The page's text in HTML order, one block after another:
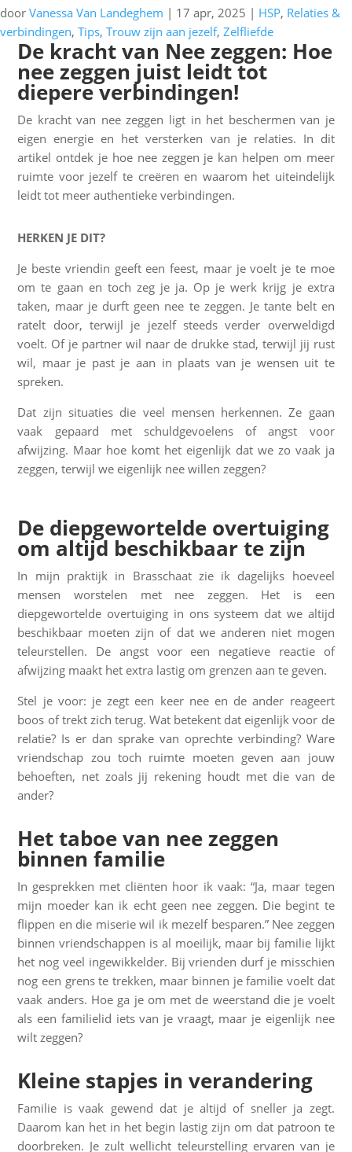
door Vanessa Van Landeghem | 17 apr, 2025 | HSP, Relaties &
verbindingen, Tips, Trouw zijn aan jezelf, Zelfliefde
De kracht van Nee zeggen: Hoe
nee zeggen juist leidt tot
diepere verbindingen!
De kracht van nee zeggen ligt in het beschermen van je
eigen energie en het versterken van je relaties. In dit
artikel ontdek je hoe nee zeggen je kan helpen om meer
ruimte voor jezelf te creëren en waarom het uiteindelijk
leidt tot meer authentieke verbindingen.
HERKEN JE DIT?
Je beste vriendin geeft een feest, maar je voelt je te moe
om te gaan en toch zeg je ja. Op je werk krijg je extra
taken, maar je durft geen nee te zeggen. Je tante belt en
ratelt door, terwijl je jezelf steeds verder overweldigd
voelt. Of je partner wil naar de drukke stad, terwijl jij rust
wil, maar je past je aan in plaats van je wensen uit te
spreken.
Dat zijn situaties die veel mensen herkennen. Ze gaan
vaak gepaard met schuldgevoelens of angst voor
afwijzing. Maar hoe komt het eigenlijk dat we zo vaak ja
zeggen, terwijl we eigenlijk nee willen zeggen?
De diepgewortelde overtuiging
om altijd beschikbaar te zijn
In mijn praktijk in Brasschaat zie ik dagelijks hoeveel
mensen worstelen met nee zeggen. Het is een
diepgewortelde overtuiging in ons systeem dat we altijd
beschikbaar moeten zijn of dat we anderen niet mogen
teleurstellen. De angst voor een negatieve reactie of
afwijzing maakt het extra lastig om grenzen aan te geven.
Stel je voor: je zegt een keer nee en de ander reageert
boos of trekt zich terug. Wat betekent dat eigenlijk voor de
relatie? Is er dan sprake van oprechte verbinding? Ware
vriendschap zou toch ruimte moeten geven aan jouw
behoeften, net zoals jij rekening houdt met die van de
ander?
Het taboe van nee zeggen
binnen familie
In gesprekken met cliënten hoor ik vaak: “Ja, maar tegen
mijn moeder kan ik echt geen nee zeggen. Die begint te
flippen en die miserie wil ik mezelf besparen.” Nee zeggen
binnen vriendschappen is al moeilijk, maar bij familie lijkt
het nog veel ingewikkelder. Bij vrienden durf je misschien
nog een grens te trekken, maar binnen je familie voelt dat
vaak anders. Hoe ga je om met de weerstand die je voelt
als een familielid iets van je vraagt, maar je eigenlijk nee
wilt zeggen?
Kleine stapjes in verandering
Familie is vaak gewend dat je altijd of sneller ja zegt.
Daarom kan het in het begin lastig zijn om dat patroon te
doorbreken. Je zult wellicht teleurstelling ervaren van je